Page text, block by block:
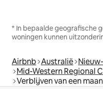
* In bepaalde geografische
woningen kunnen
Airbnb Australië
Mid-Western Regional
Verblijven van een